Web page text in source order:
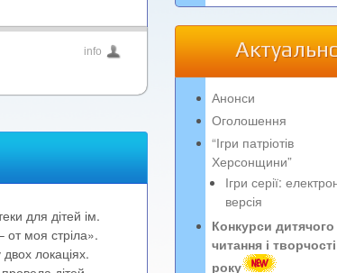
info
для дітей ім.
от моя стріла».
локаціях.
Анонси
Оголошення
“Ігри патріотів
Херсонщини”
Ігри серії:
версія
Конкурси дитячого
читання і
року